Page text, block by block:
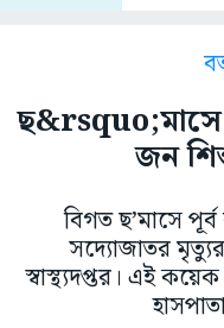
ছ&rsquo;মাসে
জন
বিগত ছ’মাসে পূর্ব
সদ্যোজাতর মৃত্যুর
স্বাস্থ্যদপ্তর। এই